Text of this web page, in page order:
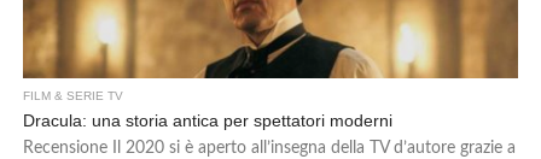
FILM & SERIE TV
Dracula: una storia antica per spettatori moderni
Recensione Il 2020 si è aperto all’insegna della TV d’autore grazie a